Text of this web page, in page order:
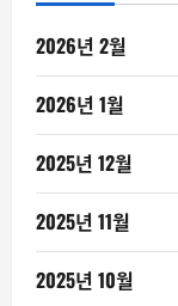
2026년 2월
2026년 1월
2025년 12월
2025년 11월
2025년 10월